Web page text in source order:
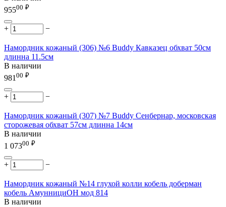
95500 ₽
+ −
Намордник кожаный (306) №6 Buddy Кавказец обхват 50см
длинна 11.5см
В наличии
981 00 ₽
+ −
Намордник кожаный (307) №7 Buddy Сенбернар, московская
сторожевая обхват 57см длинна 14см
В наличии
1 07300 ₽
+ −
Намордник кожаный №14 глухой колли кобель доберман
кобель АмуннициОН мод 814
В наличии